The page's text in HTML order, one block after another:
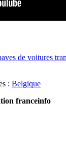
de voitures
: Belgique
franceinfo